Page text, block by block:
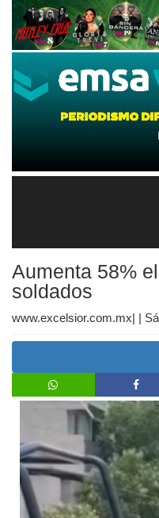
Aumenta 58%
soldados
www.excelsior.com.mx| |